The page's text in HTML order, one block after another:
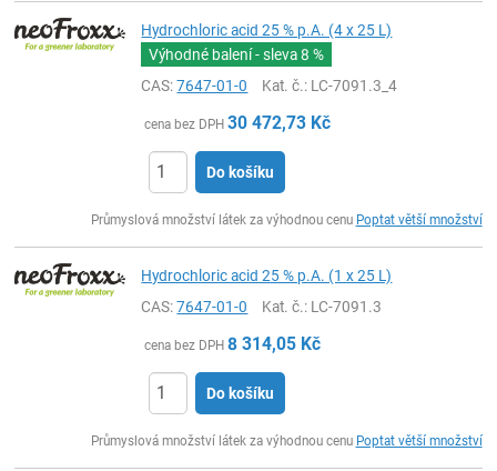
Hydrochloric acid 25 % p.A. (4 x 25 L)
Výhodné balení - sleva8 %
CAS:7647-01-0 Kat. č.: LC-7091.3_4
cena bez DPH 30 472,73 Kč
Do košíku
Průmyslová množství látek za výhodnou cenu Poptat větší množství
Hydrochloric acid 25 % p.A. (1 x 25 L)
CAS:7647-01-0 Kat. č.: LC-7091.3
cena bez DPH 8 314,05 Kč
Do košíku
Průmyslová množství látek za výhodnou cenu Poptat větší množství